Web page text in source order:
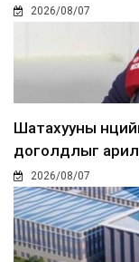
2026/08/07
Шатахууны
доголдлыг
2026/08/07